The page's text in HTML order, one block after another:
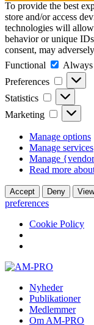
To provide the best
store and/or access
technologies will allow
behavior or unique
consent, may
Functional
Always
Preferences
Statistics Statistics
Marketing
Manage options
Manage services
Manage
Read more
Accept Deny
preferences
Cookie Policy
Skip
contentNyheder
Publikationer
Medlemmer
Om AM-PRO